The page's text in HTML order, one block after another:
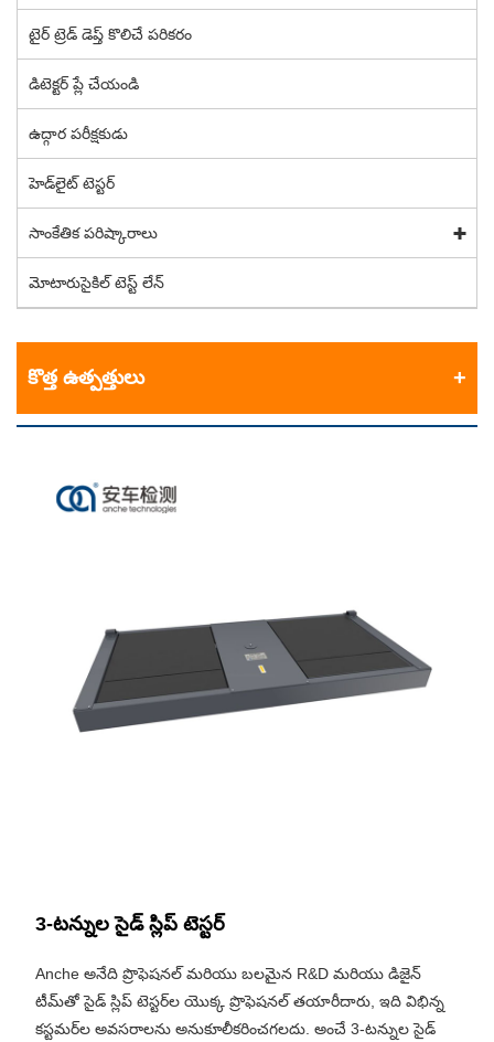
టైర్ ట్రెడ్ డెప్త్ కొలిచే పరికరం
డిటెక్టర్ ప్లే చేయండి
ఉద్గార పరీక్షకుడు
హెడ్‌లైట్ టెస్టర్
సాంకేతిక పరిష్కారాలు
మోటారుసైకిల్ టెస్ట్ లేన్
కొత్త ఉత్పత్తులు
3-టన్నుల సైడ్ స్లిప్ టెస్టర్
Anche అనేది ప్రొఫెషనల్ మరియు బలమైన R&D మరియు డిజైన్
టీమ్‌తో సైడ్ స్లిప్ టెస్టర్‌ల యొక్క ప్రొఫెషనల్ తయారీదారు, ఇది విభిన్న
కస్టమర్‌ల అవసరాలను అనుకూలీకరించగలదు. అంచే 3-టన్నుల సైడ్